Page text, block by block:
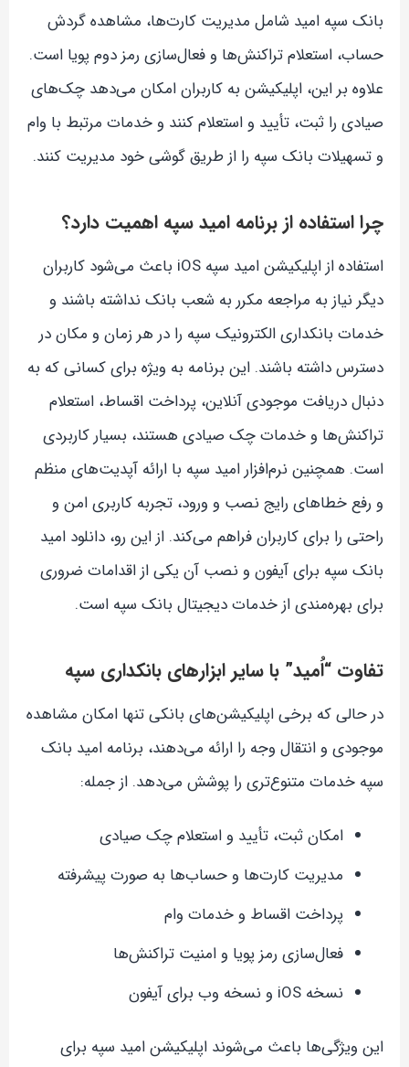
بانک سپه امید شامل مدیریت کارت‌ها، مشاهده گردش
حساب، استعلام تراکنش‌ها و فعال‌سازی رمز دوم پویا است.
علاوه بر این، اپلیکیشن به کاربران امکان می‌دهد چک‌های
صیادی را ثبت، تأیید و استعلام کنند و خدمات مرتبط با وام
و تسهیلات بانک سپه را از طریق گوشی خود مدیریت کنند.
چرا استفاده از برنامه امید سپه اهمیت دارد؟
استفاده از اپلیکیشن امید سپه iOS باعث می‌شود کاربران
دیگر نیاز به مراجعه مکرر به شعب بانک نداشته باشند و
خدمات بانکداری الکترونیک سپه را در هر زمان و مکان در
دسترس داشته باشند. این برنامه به ویژه برای کسانی که به
دنبال دریافت موجودی آنلاین، پرداخت اقساط، استعلام
تراکنش‌ها و خدمات چک صیادی هستند، بسیار کاربردی
است. همچنین نرم‌افزار امید سپه با ارائه آپدیت‌های منظم
و رفع خطاهای رایج نصب و ورود، تجربه کاربری امن و
راحتی را برای کاربران فراهم می‌کند. از این رو، دانلود امید
بانک سپه برای آیفون و نصب آن یکی از اقدامات ضروری
برای بهره‌مندی از خدمات دیجیتال بانک سپه است.
تفاوت “اُمید” با سایر ابزارهای بانکداری سپه
در حالی که برخی اپلیکیشن‌های بانکی تنها امکان مشاهده
موجودی و انتقال وجه را ارائه می‌دهند، برنامه امید بانک
سپه خدمات متنوع‌تری را پوشش می‌دهد. از جمله:
امکان ثبت، تأیید و استعلام چک صیادی
مدیریت کارت‌ها و حساب‌ها به صورت پیشرفته
پرداخت اقساط و خدمات وام
فعال‌سازی رمز پویا و امنیت تراکنش‌ها
نسخه iOS و نسخه وب برای آیفون
این ویژگی‌ها باعث می‌شوند اپلیکیشن امید سپه برای